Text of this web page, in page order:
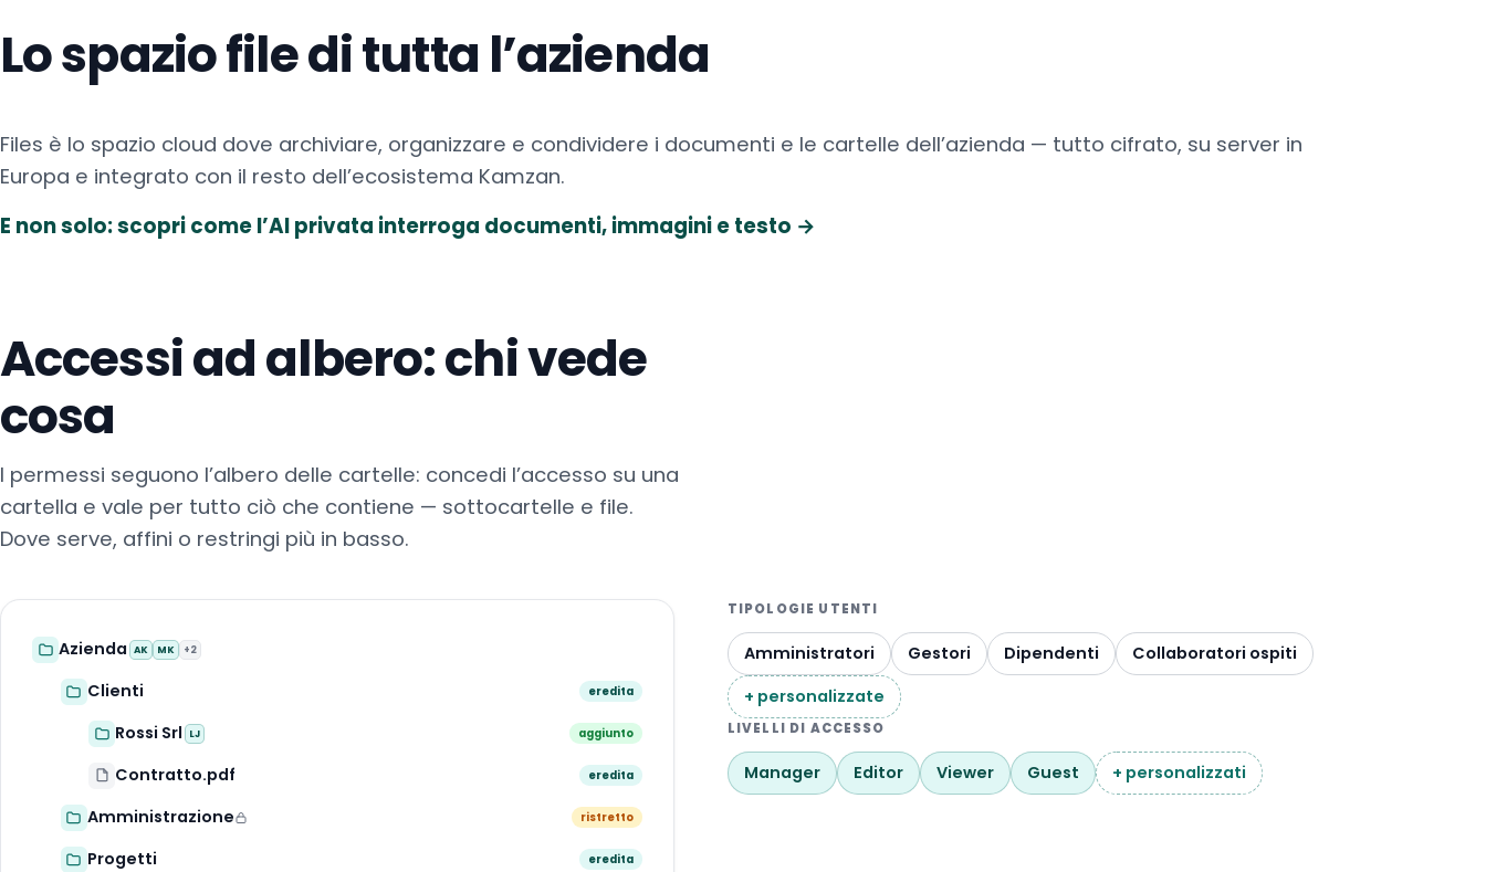
Lo spazio file di tutta l’azienda
Files è lo spazio cloud dove archiviare, organizzare e condividere i documenti e le cartelle dell’azienda — tutto cifrato, su server in
Europa e integrato con il resto dell’ecosistema Kamzan.
E non solo: scopri come l’AI privata interroga documenti, immagini e testo →
Accessi ad albero: chi vede
cosa
I permessi seguono l’albero delle cartelle: concedi l’accesso su una
cartella e vale per tutto ciò che contiene — sottocartelle e file.
Dove serve, affini o restringi più in basso.
Azienda AK MK +2
Clienti eredita
Rossi Srl LJ aggiunto
Contratto.pdf eredita
Amministrazione ristretto
Progetti eredita
TIPOLOGIE UTENTI
Amministratori Gestori Dipendenti
Collaboratori ospiti
+ personalizzate
LIVELLI DI ACCESSO
Manager Editor Viewer Guest + personalizzati